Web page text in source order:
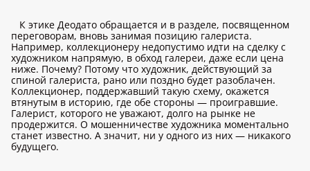
К этике Деодато обращается и в разделе, посвященном
переговорам, вновь занимая позицию галериста.
Например, коллекционеру недопустимо идти на сделку с
художником напрямую, в обход галереи, даже если цена
ниже. Почему? Потому что художник, действующий за
спиной галериста, рано или поздно будет разоблачен.
Коллекционер, поддержавший такую схему, окажется
втянутым в историю, где обе стороны — проигравшие.
Галерист, которого не уважают, долго на рынке не
продержится. О мошенничестве художника моментально
станет известно. А значит, ни у одного из них — никакого
будущего.